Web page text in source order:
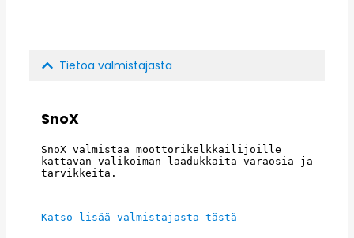
Tietoa valmistajasta
SnoX
SnoX valmistaa moottorikelkkailijoille
kattavan valikoiman laadukkaita varaosia ja
tarvikkeita.
Katso lisää valmistajasta tästä